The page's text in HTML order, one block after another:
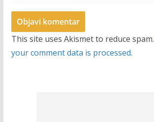
This site uses Akismet to reduce spam.
your comment data is processed.